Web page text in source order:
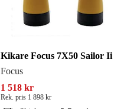
Kikare Focus 7X50 Sailor Ii
Focus
1 518 kr
Rek. pris 1 898 kr